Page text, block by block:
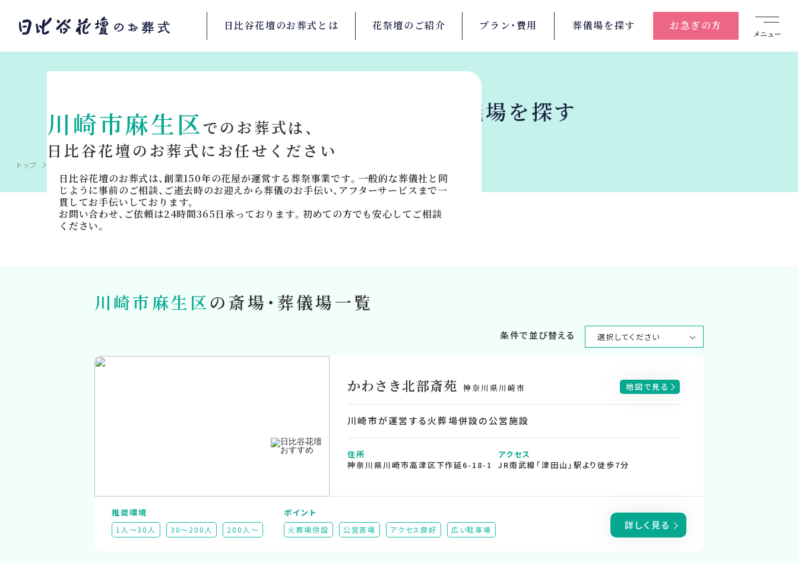
メニュー
日比谷花壇のお葬式とは 花祭壇の ご紹介 プラン・ 費用 葬儀場を探す お急ぎの方
斎場・葬儀場を探す
トップ
川崎市麻生区でのお葬式は、
日比谷花壇のお葬式にお任せください
日比谷花壇のお葬式は、創業150年の花屋が運営する葬祭事業です。一般的な葬儀社と同
じように事前のご相談、ご逝去時のお迎えから葬儀のお手伝い、アフターサービスまで一
貫してお手伝いしております。
お問い合わせ、ご依頼は24時間365日承っております。初めての方でも安心してご相談
ください。
川崎市麻生区の斎場・葬儀場一覧
条件で並び替える
かわさき北部斎苑 神奈川県川崎市 地図で見る
川崎市が運営する火葬場併設の公営施設
住所
神奈川県川崎市高津区下作延6-18-1
アクセス
JR南武線「津田山」駅より徒歩7分
推奨環境
1人～30人 30～200人 200人～
ポイント
火葬場併設 公営斎場 アクセス良好 広い駐車場 詳しく見る